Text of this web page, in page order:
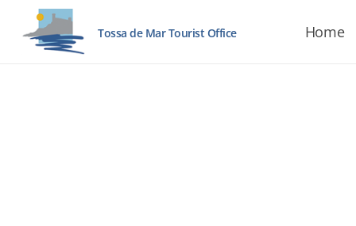
Tossa de Mar Tourist Office Home